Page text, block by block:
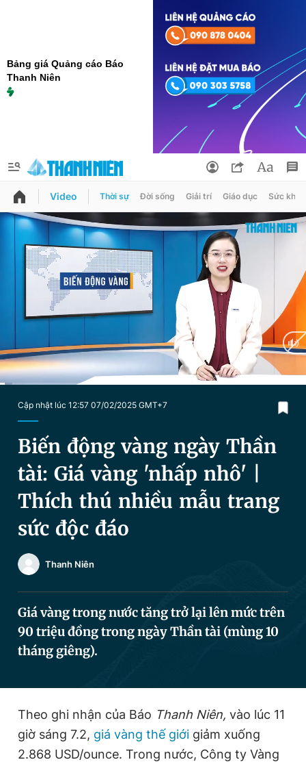
Bảng giá Quảng cáo Báo
Thanh Niên
QUẢNG CÁO
Chuyên mục
Chào ngày mới Tin 24h
Video Magazine
Sản phẩm khác
Tiện ích
Thông tin tòa soạn
Đọc Thanh Niên trên điện thoại
Theo dõi báo trên
Thông tin tài khoản
Đổi mật khẩu
Tin đã lưu
Đăng xuất
Video Thời sự Đời sống Giải trí Giáo dục Sức khỏe
Cập nhật lúc 12:57 07/02/2025 GMT+7
Biến động vàng ngày Thần
tài: Giá vàng 'nhấp nhô' |
Thích thú nhiều mẫu trang
sức độc đáo
Thanh Niên
Giá vàng trong nước tăng trở lại lên mức trên
90 triệu đồng trong ngày Thần tài (mùng 10
tháng giêng).
Theo ghi nhận của Báo Thanh Niên, vào lúc 11
giờ sáng 7.2, giá vàng thế giới giảm xuống
2.868 USD/ounce. Trong nước, Công ty Vàng